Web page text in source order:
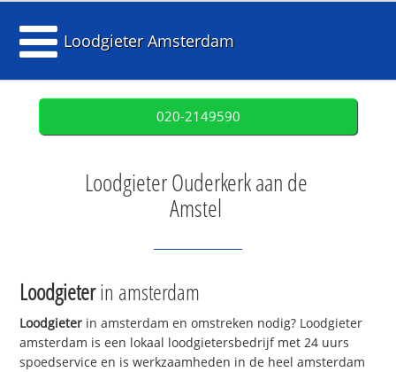
Loodgieter Amsterdam
020-2149590
Loodgieter Ouderkerk aan de
Amstel
Loodgieterin amsterdam
Loodgieter in amsterdam en omstreken nodig? Loodgieter
amsterdam is een lokaal loodgietersbedrijf met 24 uurs
spoedservice en is werkzaamheden in de heel amsterdam